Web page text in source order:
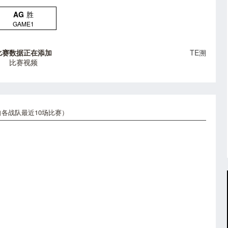
AG 胜
GAME1
赛数据正在添加
比赛视频
TE溯
战队最近10场比赛）